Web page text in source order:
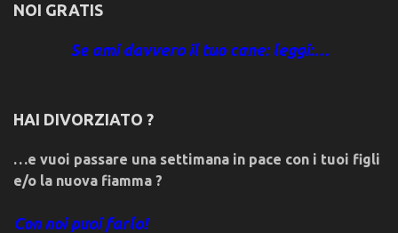
NOI GRATIS
Se ami davvero il tuo cane: leggi:…
HAI DIVORZIATO ?
…e vuoi passare una settimana in pace con i tuoi figli
e/o la nuova fiamma ?
Con noi puoi farlo!